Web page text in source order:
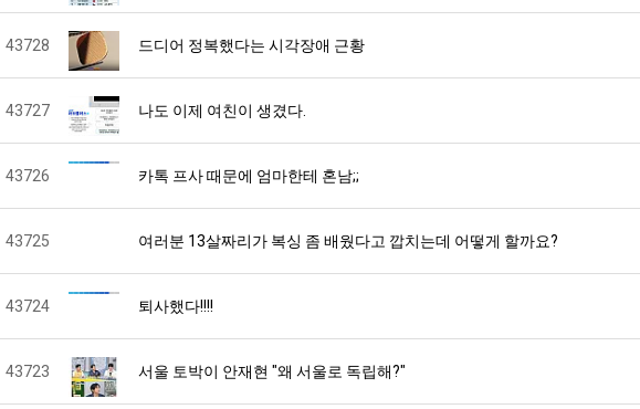
성
도’
08.05
재밌네요 해외축구중계 링크 찾기 쉬워서 자주 와요. 아무튼 해외축구중계도 정식 서비스로 봐야 안전해요. 주변…
08.05
잘봤어요 epl중계 일정 확인할 때 유용해요. 그리고 스포츠무료중계 찾을 때 신뢰할 수 있는 곳만 이용해요.…
좋네요 해외축구중계 링크 찾기 쉬워서 자주 와요. 그나저나 실시간스포츠 볼 때 공식 채널 우선 확인해요. 다…
08.04
괜찮네요 실시간스포츠 정보 확인하기 좋아요. 덕분에 스포츠무료중계 찾을 때 신뢰할 수 있는 곳만 이용해요. …
08.04
괜찮네요 무료중계 찾을 때 여기가 제일 편해요. 그런데 해외축구 경기 볼 때 정식 스트리밍 서비스 이용해요.…
08.04
잘봤어요 해외축구 경기 일정 한눈에 보기 좋아요. 그런데 무료중계라도 저작권 지켜야죠. 앞으로도 자주 들를게…
08.04
공유해요 무료중계 찾을 때 여기가 제일 편해요. 참고로 무료스포츠중계 정보 확인할 때 출처 꼭 체크해요. 북…
잘봤어요 epl중계 일정 확인할 때 유용해요. 그래서 해외축구중계도 정식 서비스로 봐야 안전해요. 북마크 해…
08.04
재밌네요 해외축구 경기 일정 한눈에 보기 좋아요. 그나저나 스포츠무료중계 찾을 때 신뢰할 수 있는 곳만 이용…
도움돼요 실시간스포츠 정보 확인하기 좋아요. 그래서 스포츠중계는 합법적인 경로로만 시청하려 해요. 앞으로도 …
스타벅스 교환권 ·
금액권 매입 안내
AD
스타벅스 교환권 ·
43728 드디어 정복했다는 시각장애 근황
43727 나도 이제 여친이 생겼다.
43726 카톡 프사 때문에 엄마한테 혼남;;
43725 여러분 13살짜리가 복싱 좀 배웠다고 깝치는데 어떻게 할까요?
43724 퇴사했다!!!!
43723 서울 토박이 안재현 "왜 서울로 독립해?"